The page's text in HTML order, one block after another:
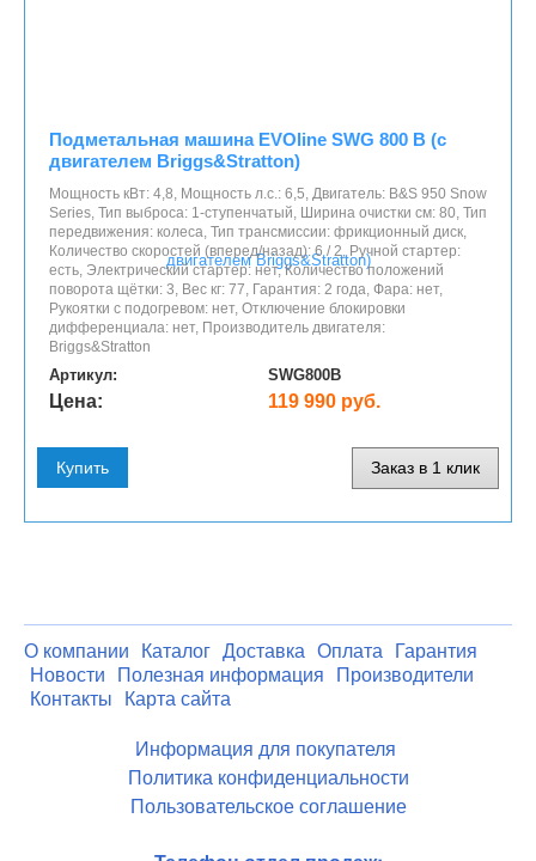
Подметальная машина EVOline SWG 800 B (с
двигателем Briggs&Stratton)
Мощность кВт: 4,8, Мощность л.с.: 6,5, Двигатель: B&S 950 Snow
Series, Тип выброса: 1-ступенчатый, Ширина очистки см: 80, Тип
передвижения: колеса, Тип трансмиссии: фрикционный диск,
Количество скоростей (вперед/назад): 6 / 2, Ручной стартер:
есть, Электрический стартер: нет, Количество положений
поворота щётки: 3, Вес кг: 77, Гарантия: 2 года, Фара: нет,
Рукоятки с подогревом: нет, Отключение блокировки
дифференциала: нет, Производитель двигателя:
Briggs&Stratton
Артикул: SWG800B
Цена: 119 990 руб.
Купить Заказ в 1 клик
О компании Каталог Доставка Оплата
Гарантия
Новости
Полезная информация
Производители
Контакты
Карта сайта
Информация для покупателя
Политика конфиденциальности
Пользовательское соглашение